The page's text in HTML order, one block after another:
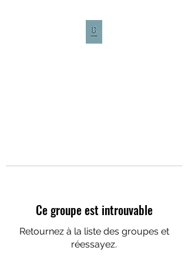
Ce groupe est introuvable
Retournez à la liste des groupes et
réessayez.